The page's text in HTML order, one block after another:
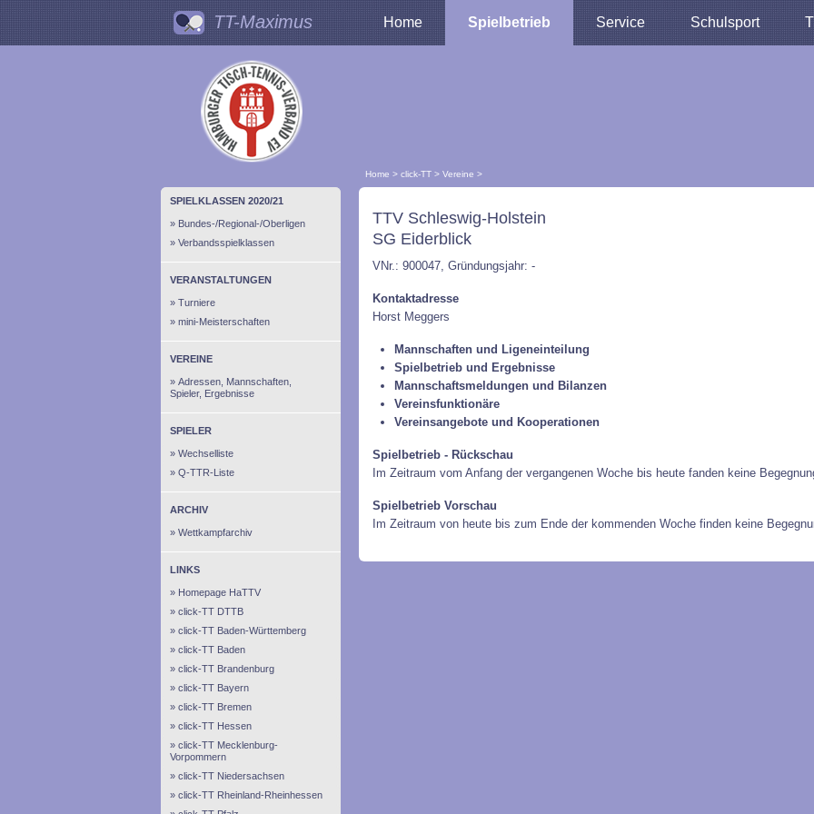
TT-Maximus Home Spielbetrieb Service Schulsport
Home > click-TT > Vereine >
SPIELKLASSEN 2020/21
Bundes-/Regional-/Oberligen
Verbandsspielklassen
VERANSTALTUNGEN
Turniere
mini-Meisterschaften
VEREINE
Adressen, Mannschaften,
Spieler, Ergebnisse
SPIELER
Wechselliste
Q-TTR-Liste
ARCHIV
Wettkampfarchiv
LINKS
Homepage HaTTV
click-TT DTTB
click-TT Baden-Württemberg
click-TT Baden
click-TT Brandenburg
click-TT Bayern
click-TT Bremen
click-TT Hessen
click-TT Mecklenburg-
Vorpommern
click-TT Niedersachsen
click-TT Rheinland-Rheinhessen
TTV Schleswig-Holstein
SG Eiderblick
VNr.: 900047, Gründungsjahr: -
Kontaktadresse
Horst Meggers
Mannschaften und Ligeneinteilung
Spielbetrieb und Ergebnisse
Mannschaftsmeldungen und Bilanzen
Vereinsfunktionäre
Vereinsangebote und Kooperationen
Spielbetrieb - Rückschau
Im Zeitraum vom Anfang der vergangenen Woche bis heute fanden keine
Spielbetrieb Vorschau
Im Zeitraum von heute bis zum Ende der kommenden Woche finden keine